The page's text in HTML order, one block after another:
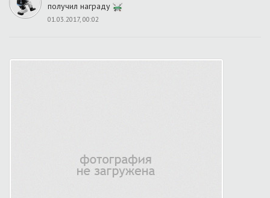
получил награду
01.03.2017, 00:02